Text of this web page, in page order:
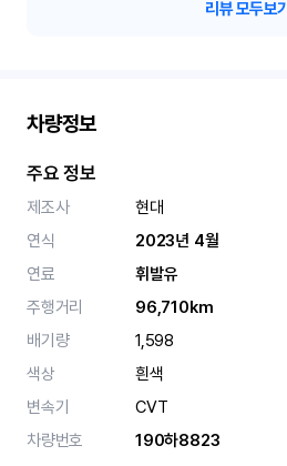
리뷰 모두보기
차량정보
주요 정보
제조사
현대
연식
2023년 4월
연료
휘발유
주행거리
96,710km
배기량
1,598
색상
흰색
변속기
CVT
차량번호
190하8823